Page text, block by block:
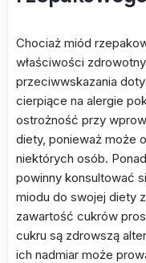
Chociaż miód
właściwości
przeciwwskazania
cierpiące na alergie
ostrożność przy
diety, ponieważ może
niektórych osób.
powinny konsultować
miodu do swojej diety
zawartość cukrów
cukru są zdrowszą
ich nadmiar może